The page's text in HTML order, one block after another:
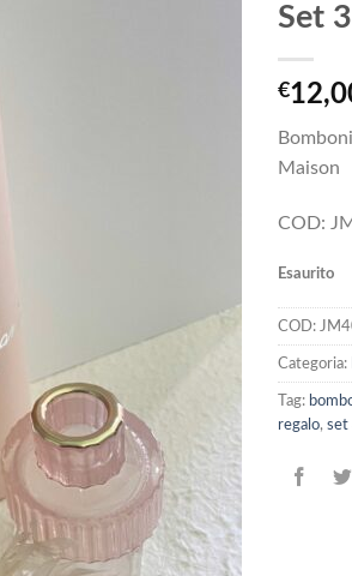
Set
€
Maison
COD:
Esaurito
COD:
Categoria:
Tag:
regalo, set